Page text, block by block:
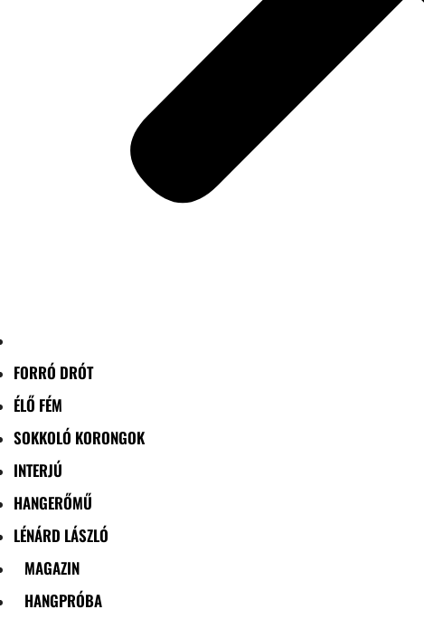
FORRÓ DRÓT
ÉLŐ FÉM
SOKKOLÓ KORONGOK
INTERJÚ
HANGERŐMŰ
LÉNÁRD LÁSZLÓ
MAGAZIN
HANGPRÓBA